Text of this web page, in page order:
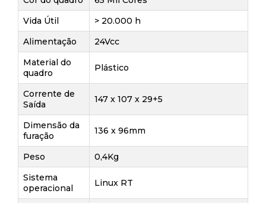
Vida Útil
> 20.000 h
Alimentação
24Vcc
Material do
quadro
Plástico
Corrente de
Saída
147 x 107 x 29+5
Dimensão da
furação
136 x 96mm
Peso
0,4Kg
Sistema
operacional
Linux RT